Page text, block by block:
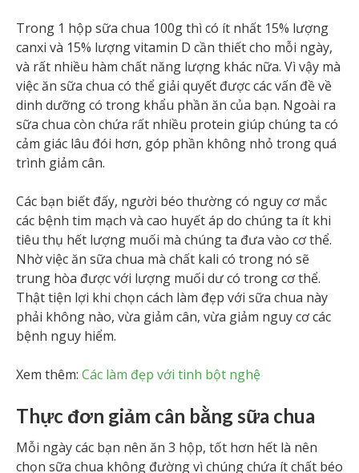
Trong 1 hộp sữa chua 100g thì có ít nhất 15% lượng
canxi và 15% lượng vitamin D cần thiết cho mỗi ngày,
và rất nhiều hàm chất năng lượng khác nữa. Vì vậy mà
việc ăn sữa chua có thể giải quyết được các vấn đề về
dinh dưỡng có trong khẩu phần ăn của bạn. Ngoài ra
sữa chua còn chứa rất nhiều protein giúp chúng ta có
cảm giác lâu đói hơn, góp phần không nhỏ trong quá
trình giảm cân.
Các bạn biết đấy, người béo thường có nguy cơ mắc
các bệnh tim mạch và cao huyết áp do chúng ta ít khi
tiêu thụ hết lượng muối mà chúng ta đưa vào cơ thể.
Nhờ việc ăn sữa chua mà chất kali có trong nó sẽ
trung hòa được với lượng muối dư có trong cơ thể.
Thật tiện lợi khi chọn cách làm đẹp với sữa chua này
phải không nào, vừa giảm cân, vừa giảm nguy cơ các
bệnh nguy hiểm.
Xem thêm: Các làm đẹp với tinh bột nghệ
Thực đơn giảm cân bằng sữa chua
Mỗi ngày các bạn nên ăn 3 hộp, tốt hơn hết là nên
chọn sữa chua không đường vì chúng chứa ít chất béo